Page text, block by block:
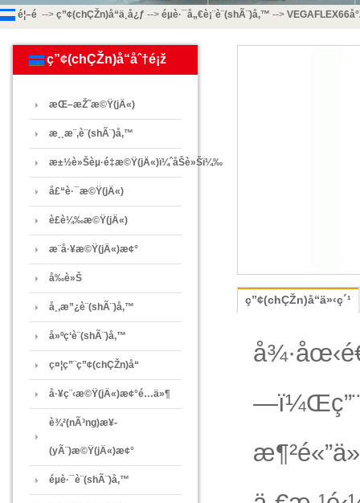
é¦–é  --> ç”¢(chÇŽn)å“ä¸­å¿ƒ --> éµè·¯å„€è¡¨è¨­(shÃ¨)å‚™ -->
ç”¢(chÇŽn)å“åˆ†é¡ž
æŒ–æŽ˜æ©Ÿ(jÄ«)
æ¸¸æ¨‚è¨­(shÃ¨)å‚™
æ±½è»Šèµ·é‡æ©Ÿ(jÄ«)ï¼ˆåŠè»Šï¼‰
å£“è·¯æ©Ÿ(jÄ«)
è£è¼‰æ©Ÿ(jÄ«)
æ¨å·¥æ©Ÿ(jÄ«)æ¢°
å‰è»Š
å¸‚æ”¿è¨­(shÃ¨)å‚™
å»ºç­‘è¨­(shÃ¨)å‚™
ç¤¦ç”¨ç”¢(chÇŽn)å“
å·¥ç¨‹æ©Ÿ(jÄ«)æ¢°é…ä»¶
è¾²(nÃ³ng)æ¥­
(yÃ¨)æ©Ÿ(jÄ«)æ¢°
éµè·¯è¨­(shÃ¨)å‚™
ç”¢(chÇŽn)å“ä»‹ç´¹